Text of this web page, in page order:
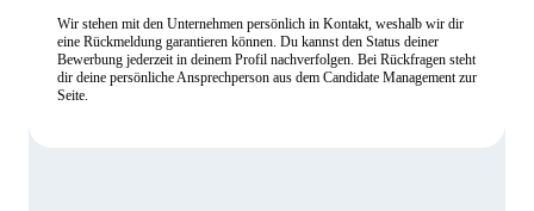
Wir stehen mit den Unternehmen persönlich in Kontakt, weshalb wir dir
eine Rückmeldung garantieren können. Du kannst den Status deiner
Bewerbung jederzeit in deinem Profil nachverfolgen. Bei Rückfragen steht
dir deine persönliche Ansprechperson aus dem Candidate Management zur
Seite.